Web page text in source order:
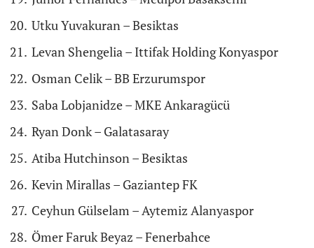
Utku Yuvakuran – Besiktas
Levan Shengelia – Ittifak Holding Konyaspor
Osman Celik – BB Erzurumspor
Saba Lobjanidze – MKE Ankaragücü
Ryan Donk – Galatasaray
Atiba Hutchinson – Besiktas
Kevin Mirallas – Gaziantep FK
Ceyhun Gülselam – Aytemiz Alanyaspor
Ömer Faruk Beyaz – Fenerbahce